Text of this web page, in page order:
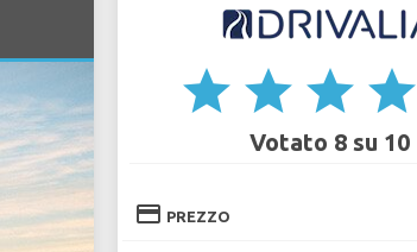
star star star star
Votato 8 su 10
credit_card PREZZO